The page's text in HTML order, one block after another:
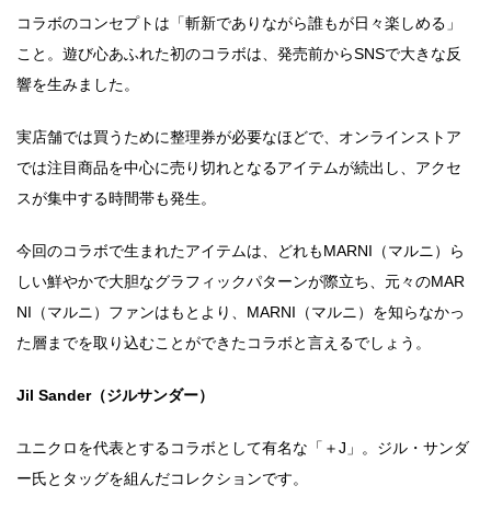
コラボのコンセプトは「斬新でありながら誰もが日々楽しめる」
こと。遊び心あふれた初のコラボは、発売前からSNSで大きな反
響を生みました。
実店舗では買うために整理券が必要なほどで、オンラインストア
では注目商品を中心に売り切れとなるアイテムが続出し、アクセ
スが集中する時間帯も発生。
今回のコラボで生まれたアイテムは、どれもMARNI（マルニ）ら
しい鮮やかで大胆なグラフィックパターンが際立ち、元々のMAR
NI（マルニ）ファンはもとより、MARNI（マルニ）を知らなかっ
た層までを取り込むことができたコラボと言えるでしょう。
Jil Sander（ジルサンダー）
ユニクロを代表とするコラボとして有名な「＋J」。ジル・サンダ
ー氏とタッグを組んだコレクションです。